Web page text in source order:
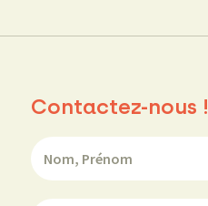
Contactez-nous !